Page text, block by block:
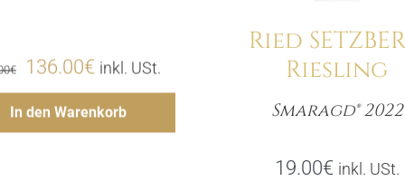
€
Ursprünglicher
Preis
war:
136.00€Aktueller
Preis
ist:
inkl. USt.
In den Warenkorb
Hinzufügen
Ried
Riesling
Smaragd® 2022
19.00€ inkl. USt.
Menge